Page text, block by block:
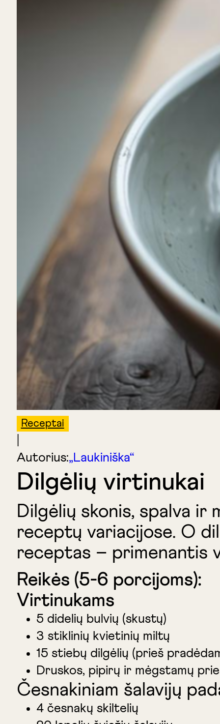
Receptai
Autorius:„Laukiniška“
Dilgėlių virtinukai
Dilgėlių skonis, spalva ir
receptų variacijose. O
receptas – primenantis
Reikės (5-6 porcijoms):
Virtinukams
5 didelių bulvių (skustų)
3 stiklinių kvietinių miltų
15 stiebų dilgėlių (prieš
Druskos, pipirų ir mėgstamų
Česnakiniam šalavijų
4 česnakų skiltelių